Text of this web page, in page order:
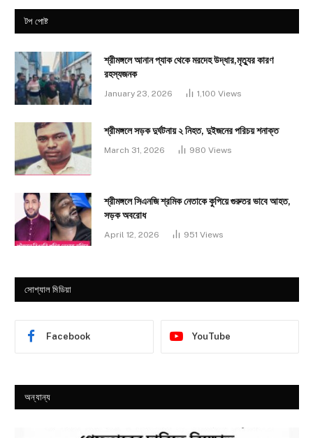
টপ পোষ্ট
শ্রীমঙ্গলে আনান প্যাক থেকে মরদেহ উদ্ধার,মৃত্যুর কারণ
রহস্যজনক
January 23, 2026 1,100 Views
শ্রীমঙ্গলে সড়ক দুর্ঘটনায় ২ নিহত, দুইজনের পরিচয় শনাক্ত
March 31, 2026 980 Views
শ্রীমঙ্গলে সিএনজি শ্রমিক নেতাকে কুপিয়ে গুরুতর ভাবে আহত,
সড়ক অবরোধ
April 12, 2026 951 Views
সোশ্যাল মিডিয়া
Facebook YouTube
অন্যান্য